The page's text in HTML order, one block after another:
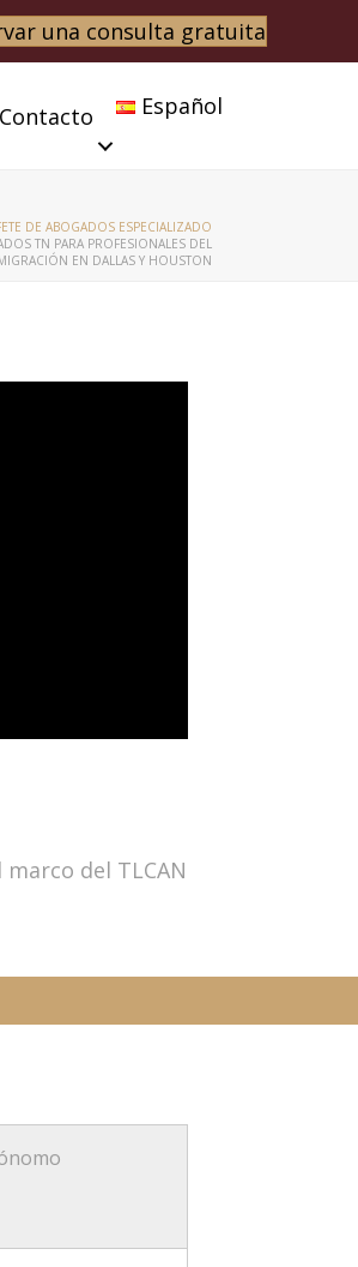
una consulta gratuita
Contacto Español
DE ABOGADOS ESPECIALIZADO
TN PARA PROFESIONALES DEL
EN DALLAS Y HOUSTON
del TLCAN